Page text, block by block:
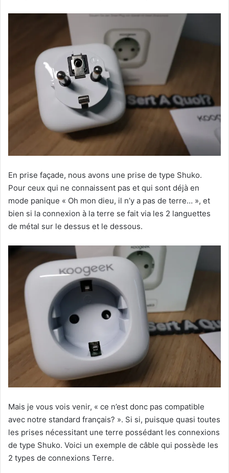
En prise façade, nous avons une prise de type Shuko.
Pour ceux qui ne connaissent pas et qui sont déjà en
mode panique « Oh mon dieu, il n’y a pas de terre… », et
bien si la connexion à la terre se fait via les 2 languettes
de métal sur le dessus et le dessous.
Mais je vous vois venir, « ce n’est donc pas compatible
avec notre standard français? ». Si si, puisque quasi toutes
les prises nécessitant une terre possédant les connexions
de type Shuko. Voici un exemple de câble qui possède les
2 types de connexions Terre.